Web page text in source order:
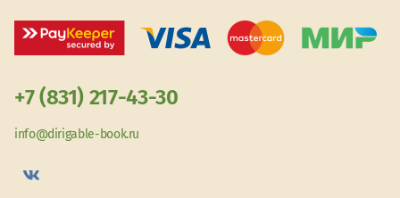
+7 (831) 217-43-30
info@dirigable-book.ru